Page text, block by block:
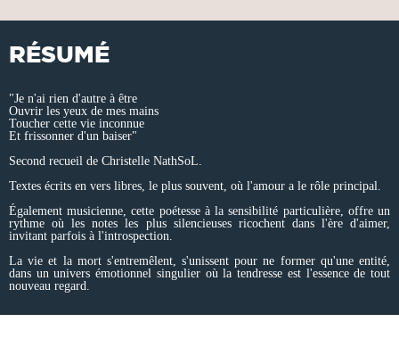
RÉSUMÉ
"Je n'ai rien d'autre à être
Ouvrir les yeux de mes mains
Toucher cette vie inconnue
Et frissonner d'un baiser"
Second recueil de Christelle NathSoL.
Textes écrits en vers libres, le plus souvent, où l'amour a le rôle principal.
Également musicienne, cette poétesse à la sensibilité particulière, offre un
rythme où les notes les plus silencieuses ricochent dans l'ère d'aimer,
invitant parfois à l'introspection.
La vie et la mort s'entremêlent, s'unissent pour ne former qu'une entité,
dans un univers émotionnel singulier où la tendresse est l'essence de tout
nouveau regard.